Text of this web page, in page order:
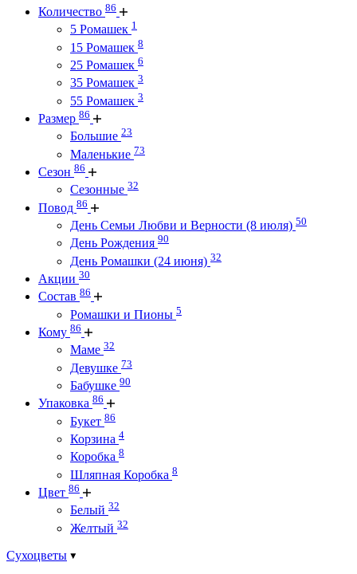
Количество 86
5 Ромашек 1
15 Ромашек 8
25 Ромашек 6
35 Ромашек 3
55 Ромашек 3
Размер 86
Большие 23
Маленькие 73
Сезон 86
Сезонные 32
Повод 86
День Семьи Любви и Верности (8 июля) 50
День Рождения 90
День Ромашки (24 июня) 32
Акции 30
Состав 86
Ромашки и Пионы 5
Кому 86
Маме 32
Девушке 73
Бабушке 90
Упаковка 86
Букет 86
Корзина 4
Коробка 8
Шляпная Коробка 8
Цвет 86
Белый 32
Желтый 32
Сухоцветы